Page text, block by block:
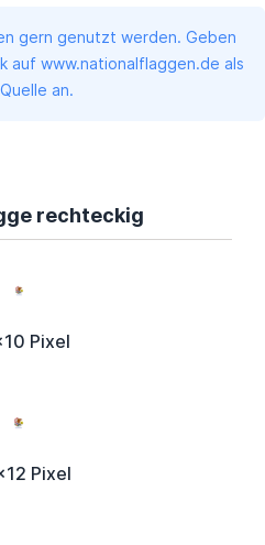
gern genutzt werden. Geben
auf www.nationalflaggen.de als
Quelle an.
rechteckig
Pixel
Pixel